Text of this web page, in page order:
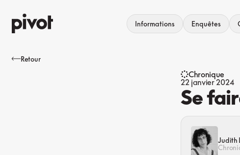
au
contenu
Informations Enquêtes
Retour
Chronique
22 janvier 2024
Se
Judith